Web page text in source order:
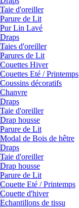
Taie d'oreiller
Parure de Lit
Pur Lin Lavé
Draps
Taies d'oreiller
Parures de Lit
Couettes Hiver
Couettes Eté / Printemps
Coussins décoratifs
Chanvre
Draps
Taie d'oreiller
Drap housse
Parure de Lit
Modal de Bois de hêtre
Draps
Taie d'oreiller
Drap housse
Parure de Lit
Couette Eté / Printemps
Couette d'hiver
Echantillons de tissu